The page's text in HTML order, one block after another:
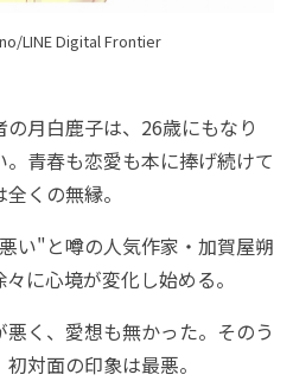
LINE Digital Frontier
月白鹿子は、26歳にもなり
青春も恋愛も本に捧げ続けて
くの無縁。
い"と噂の人気作家・加賀屋朔
に心境が変化し始める。
く、愛想も無かった。そのう
対面の印象は最悪。